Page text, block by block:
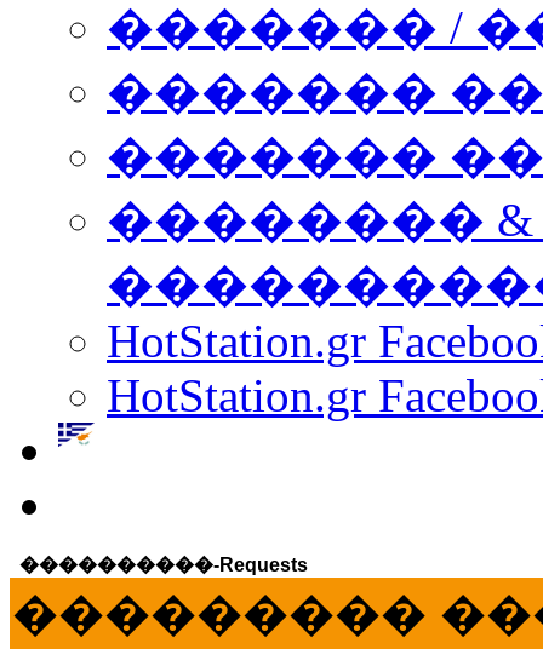
������� /
�������
������� ���
��������
HotStation.gr
HotStation.gr
����������-Requests
���������